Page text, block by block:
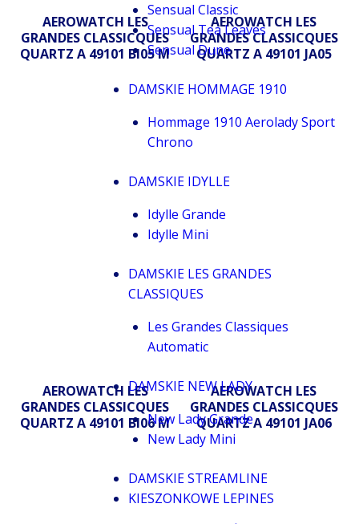
Sensual Classic
Sensual Tea Leaves
Sensual Dune
DAMSKIE HOMMAGE 1910
Hommage 1910 Aerolady Sport
Chrono
DAMSKIE IDYLLE
Idylle Grande
Idylle Mini
DAMSKIE LES GRANDES
CLASSIQUES
Les Grandes Classiques
Automatic
DAMSKIE NEW LADY
New Lady Grande
New Lady Mini
DAMSKIE STREAMLINE
KIESZONKOWE LEPINES
AEROWATCH LES
GRANDES CLASSICQUES
QUARTZ A 49101 BI05 M
AEROWATCH LES
GRANDES CLASSICQUES
QUARTZ A 49101 JA05
AEROWATCH LES
GRANDES CLASSICQUES
QUARTZ A 49101 BI06 M
AEROWATCH LES
GRANDES CLASSICQUES
QUARTZ A 49101 JA06